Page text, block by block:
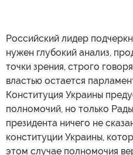
Российский лидер
нужен глубокий анализ,
точки зрения, строго
властью остается
Конституция Украины
полномочий, но только
президента ничего не
конституции Украины,
этом случае полномочия